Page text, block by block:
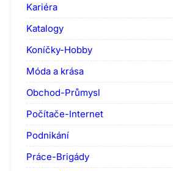
Kariéra
Katalogy
Koníčky-Hobby
Móda a krása
Obchod-Průmysl
Počítače-Internet
Podnikání
Práce-Brigády